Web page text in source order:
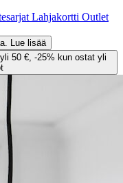
Lahjakortti Outlet
Lue lisää
50 €, -25% kun ostat yli